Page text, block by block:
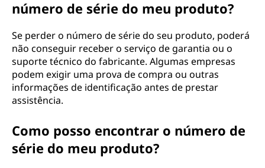
número de série do meu produto?
Se perder o número de série do seu produto, poderá
não conseguir receber o serviço de garantia ou o
suporte técnico do fabricante. Algumas empresas
podem exigir uma prova de compra ou outras
informações de identificação antes de prestar
assistência.
Como posso encontrar o número de
série do meu produto?